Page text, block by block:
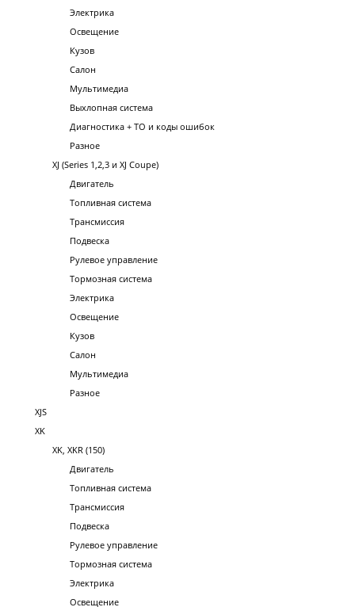
Электрика
Освещение
Кузов
Салон
Мультимедиа
Выхлопная система
Диагностика + ТО и коды ошибок
Разное
XJ (Series 1,2,3 и XJ Coupe)
Двигатель
Топливная система
Трансмиссия
Подвеска
Рулевое управление
Тормозная система
Электрика
Освещение
Кузов
Салон
Мультимедиа
Разное
XJS
XK
XK, XKR (150)
Двигатель
Топливная система
Трансмиссия
Подвеска
Рулевое управление
Тормозная система
Электрика
Освещение